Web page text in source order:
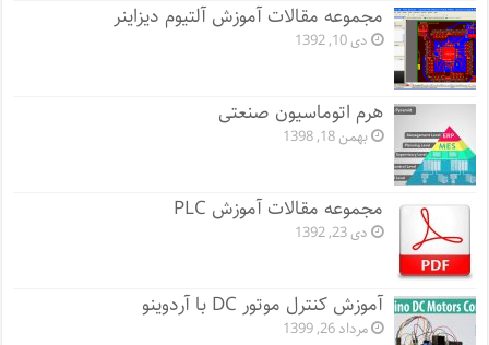
مجموعه مقالات آموزش آلتیوم دیزاینر
دی 10, 1392
هرم اتوماسیون صنعتی
بهمن 18, 1398
مجموعه مقالات آموزش PLC
دی 23, 1392
آموزش کنترل موتور DC با آردوینو
مرداد 26, 1399